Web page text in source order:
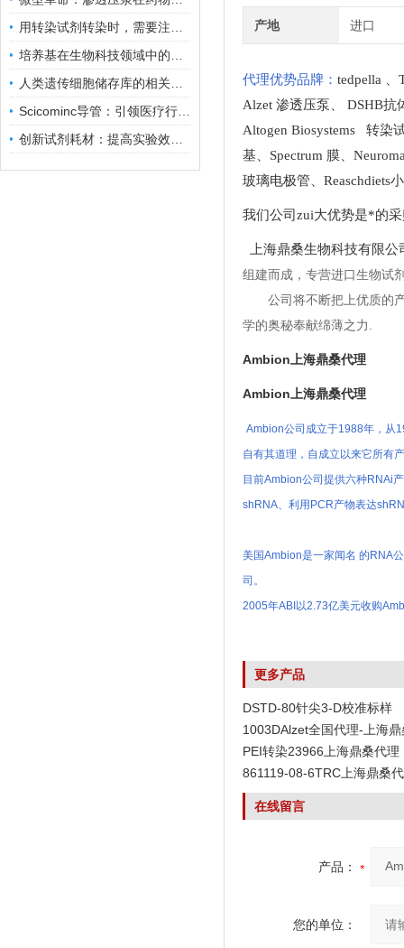
产地 进口
代理优势品牌： tedpella
Alzet 渗透压泵
DSHB抗
Altogen Biosystems 转染
基
Spectrum 膜
玻璃电极管
Reaschdiets
我们公司zui大优势是*的
上海鼎桑生物科技有限公
组建而成，专营进口生物试
公司将不断把上优质的
学的奥秘奉献绵薄之力.
Ambion上海鼎桑代理
Ambion上海鼎桑代理
Ambion公司成立于1988年，从
自有其道理，自成立以来它所有
目前Ambion公司提供六种RNAi
shRNA、利用PCR产物表达
美国Ambion是一家闻名 的RNA
司。
2005年ABI以2.73亿美元收购
更多产品
DSTD-80针尖3-D校准标样
1003DAlzet全国代理-上海鼎
PEI转染23966上海鼎桑代理
861119-08-6TRC上海鼎桑
在线留言
产品：
您的单位：